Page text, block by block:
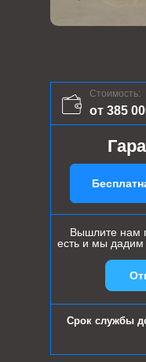
Стоимость:
от 385
Вышлите нам
есть и мы дадим
Срок службы